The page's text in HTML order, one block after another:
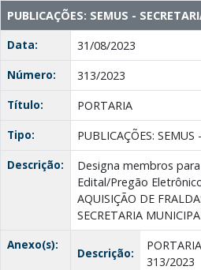
PUBLICAÇÕES: SEMUS -
Data:
31/08/2023
Número:
313/2023
Título:
PORTARIA
Tipo:
PUBLICAÇÕES:
Descrição:
Designa membros
Edital/Pregão
AQUISIÇÃO DE
SECRETARIA
Anexo(s):
Descrição:
PORTARIA
313/2023